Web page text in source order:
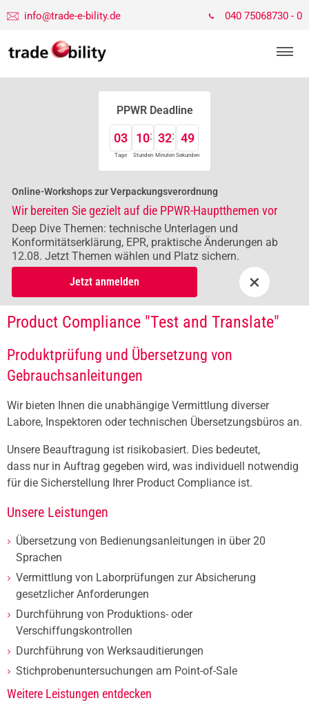
info@trade-e-bility.de 040 75068730 - 0
PPWR Deadline
03
Tage
10
Stunden
32
Minuten
49
Sekunden
Online-Workshops zur Verpackungsverordnung
Wir bereiten Sie gezielt auf die PPWR-Hauptthemen vor
Deep Dive Themen: technische Unterlagen und
Konformitätserklärung, EPR, praktische Änderungen ab
12.08. Jetzt Themen wählen und Platz sichern.
Jetzt anmelden
×
Product Compliance "Test and Translate"
Produktprüfung und Übersetzung von
Gebrauchsanleitungen
Wir bieten Ihnen die unabhängige Vermittlung diverser
Labore, Inspektoren oder technischen Übersetzungsbüros an.
Unsere Beauftragung ist risikobasiert. Dies bedeutet,
dass nur in Auftrag gegeben wird, was individuell notwendig
für die Sicherstellung Ihrer Product Compliance ist.
Unsere Leistungen
Übersetzung von Bedienungsanleitungen in über 20
Sprachen
Vermittlung von Laborprüfungen zur Absicherung
gesetzlicher Anforderungen
Durchführung von Produktions- oder
Verschiffungskontrollen
Durchführung von Werksauditierungen
Stichprobenuntersuchungen am Point-of-Sale
Weitere Leistungen entdecken